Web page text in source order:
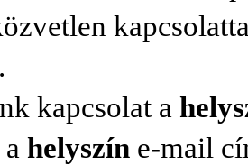
kapcsolat a
helyszín e-mail